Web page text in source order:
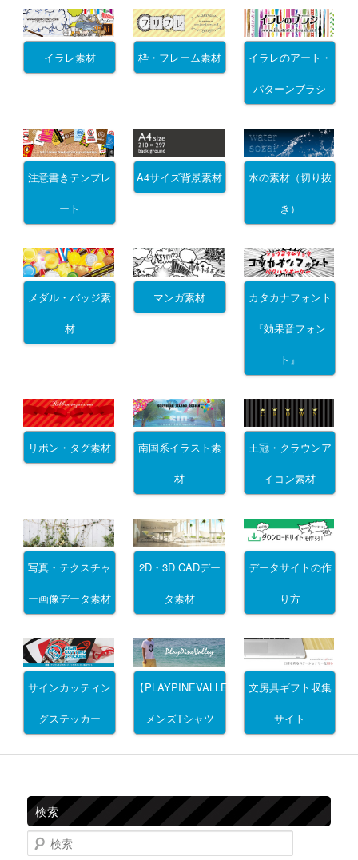
イラレ素材 枠・フレーム素材 イラレのアート・
パターンブラシ
注意書きテンプレ
ート
A4サイズ背景素材 水の素材（切り抜
き）
メダル・バッジ素
材
マンガ素材 カタカナフォント
『効果音フォン
ト』
リボン・タグ素材 南国系イラスト素
材
王冠・クラウンア
イコン素材
写真・テクスチャ
ー画像データ素材
2D・3D CADデー
タ素材
データサイトの作
り方
サインカッティン
グステッカー
【PLAYPINEVALLEY】
メンズTシャツ
文房具ギフト収集
サイト
検索
検索